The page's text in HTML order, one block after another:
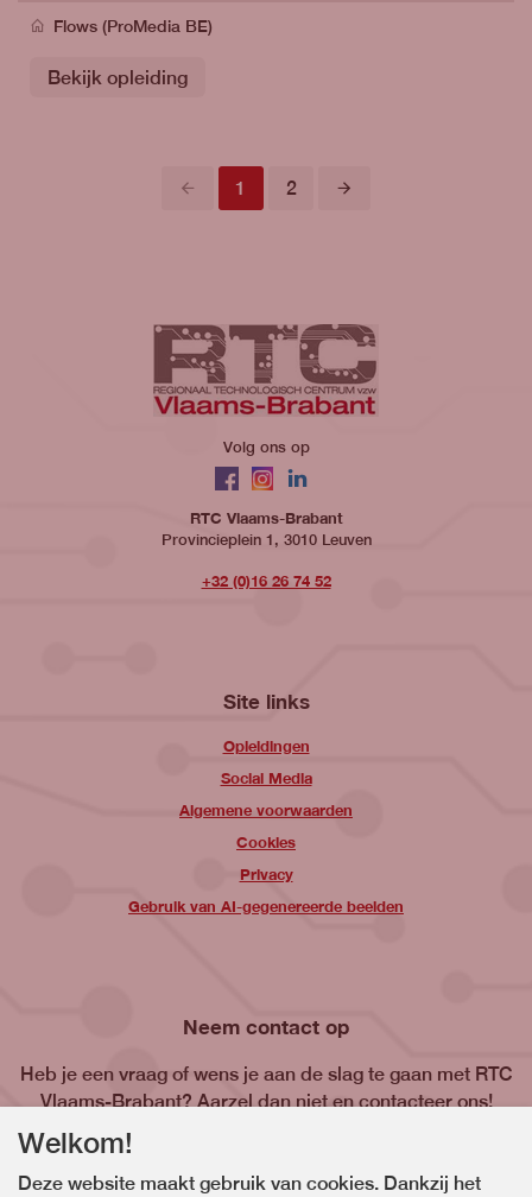
Flows (ProMedia BE)
Bekijk opleiding
Vorige
1 2 Volgende
Volg ons op
Facebook
Instagram
LinkedIn
RTC Vlaams-Brabant
Provincieplein 1, 3010 Leuven
+32 (0)16 26 74 52
Site links
Opleidingen
Social Media
Algemene voorwaarden
Cookies
Privacy
Gebruik van AI-gegenereerde beelden
Neem contact op
Heb je een vraag of wens je aan de slag te gaan met RTC
Vlaams-Brabant? Aarzel dan niet en contacteer ons!
Welkom!
Deze website maakt gebruik van cookies. Dankzij het